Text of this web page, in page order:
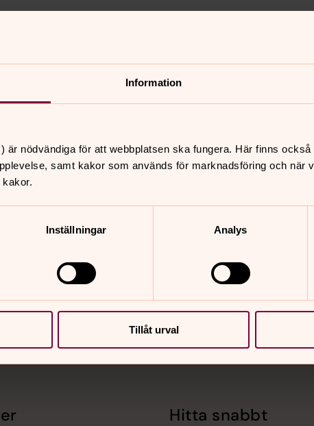
Information
är nödvändiga för att webbplatsen ska fungera. Här finns
samt kakor som används för marknadsföring och när
Inställningar Analys
Tillåt urval
Hitta snabbt